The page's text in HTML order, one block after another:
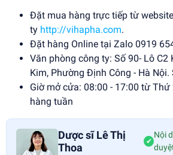
Đặt mua hàng trực tiếp từ
ty http://vihapha.com.
Đặt hàng Online tại Zalo 0919
Văn phòng công ty: Số 90- Lô
Kim, Phường Định Công - Hà
Giờ mở cửa: 08:00 - 17:00 từ
hàng tuần
Dược sĩ Lê Thị
Thoa
✔
Nội